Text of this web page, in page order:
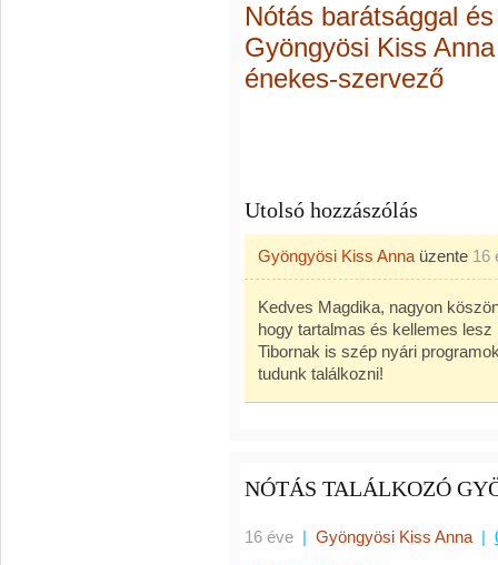
Nótás barátsággal
Gyöngyösi Kiss Anna
énekes-szervező
Utolsó hozzászólás
Gyöngyösi Kiss Anna üzente 16
Kedves Magdika, nagyon
hogy tartalmas és kellemes
Tibornak is szép nyári
tudunk találkozni!
NÓTÁS TALÁLKOZÓ
16 éve | Gyöngyösi Kiss Anna |